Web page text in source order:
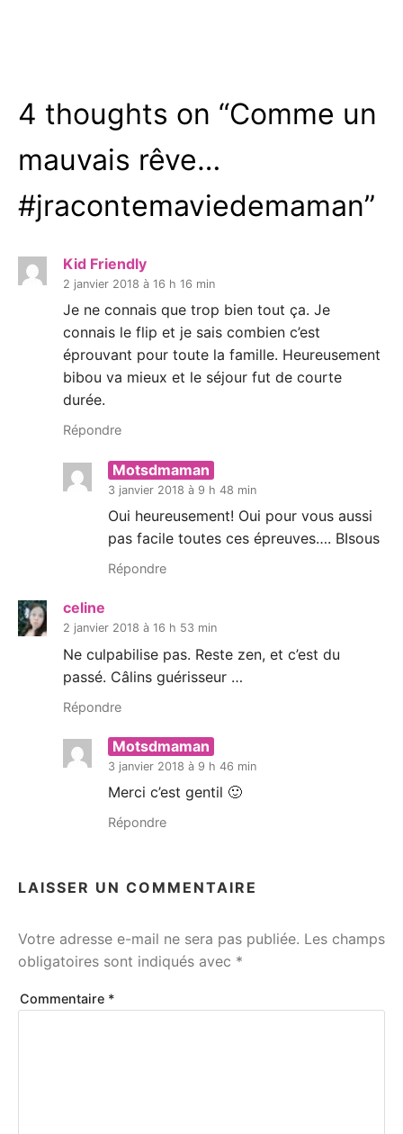
4 thoughts on “Comme un
mauvais rêve…
#jracontemaviedemaman”
Kid Friendly
2 janvier 2018 à 16 h 16 min
Je ne connais que trop bien tout ça. Je
connais le flip et je sais combien c’est
éprouvant pour toute la famille. Heureusement
bibou va mieux et le séjour fut de courte
durée.
Répondre
Motsdmaman
3 janvier 2018 à 9 h 48 min
Oui heureusement! Oui pour vous aussi
pas facile toutes ces épreuves…. BIsous
Répondre
celine
2 janvier 2018 à 16 h 53 min
Ne culpabilise pas. Reste zen, et c’est du
passé. Câlins guérisseur …
Répondre
Motsdmaman
3 janvier 2018 à 9 h 46 min
Merci c’est gentil 🙂
Répondre
LAISSER UN COMMENTAIRE
Votre adresse e-mail ne sera pas publiée. Les champs
obligatoires sont indiqués avec *
Commentaire *